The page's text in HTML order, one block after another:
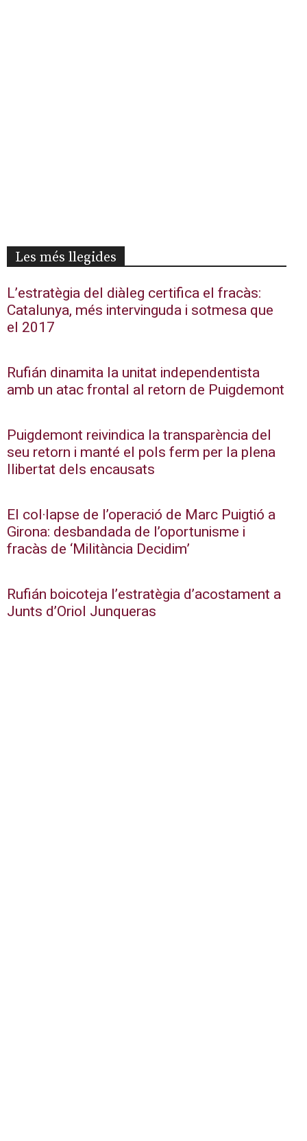
Les més llegides
L’estratègia del diàleg certifica el fracàs:
Catalunya, més intervinguda i sotmesa que
el 2017
Rufián dinamita la unitat independentista
amb un atac frontal al retorn de Puigdemont
Puigdemont reivindica la transparència del
seu retorn i manté el pols ferm per la plena
llibertat dels encausats
El col·lapse de l’operació de Marc Puigtió a
Girona: desbandada de l’oportunisme i
fracàs de ‘Militància Decidim’
Rufián boicoteja l’estratègia d’acostament a
Junts d’Oriol Junqueras